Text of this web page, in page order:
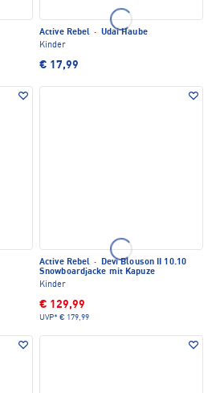
Active Rebel · Udai Haube
Kinder
€ 17,99
Active Rebel ·
Devi Blouson II 10.10
Snowboardjacke mit Kapuze
Kinder
€ 129,99
UVP* € 179,99